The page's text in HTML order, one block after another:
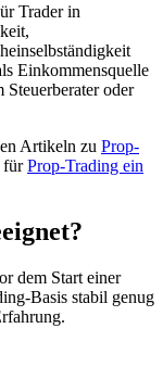
Trader in
Einkommensquelle
oder
Artikeln zu Prop-
fürProp-Trading ein
dem Start einer
Basis stabil genug